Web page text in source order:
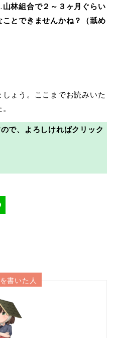
山林組合で２～３ヶ月ぐらい
とできませんかね？（舐め
ょう。ここまでお読みいた
で、よろしければクリック
書いた人